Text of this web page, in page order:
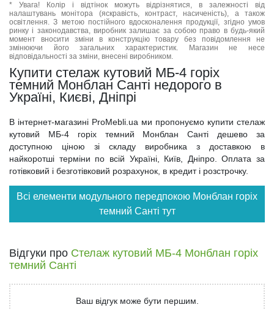
* Увага! Колір і відтінок можуть відрізнятися, в залежності від
налаштувань монітора (яскравість, контраст, насиченість), а також
освітлення. З метою постійного вдосконалення продукції, згідно умов
ринку і законодавства, виробник залишає за собою право в будь-який
момент вносити зміни в конструкцію товару без повідомлення не
змінюючи його загальних характеристик. Магазин не несе
відповідальності за зміни, внесені виробником.
Купити стелаж кутовий МБ-4 горіх
темний Монблан Санті недорого в
Україні, Києві, Дніпрі
В інтернет-магазині ProMebli.ua ми пропонуємо купити стелаж
кутовий МБ-4 горіх темний Монблан Санті дешево за
доступною ціною зі складу виробника з доставкою в
найкоротші терміни по всій Україні, Київ, Дніпро. Оплата за
готівковий і безготівковий розрахунок, в кредит і розстрочку.
Всі елементи модульного передпокою Монблан горіх
темний Санті тут
Відгуки про Стелаж кутовий МБ-4 Монблан горіх
темний Санті
Ваш відгук може бути першим.